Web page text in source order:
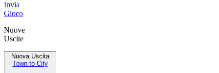
Invia
Gioco
Nuove
Uscite
Nuova Uscita
Town to City